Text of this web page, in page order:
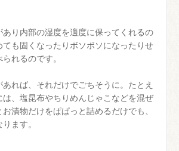
あり内部の湿度を適度に保ってくれるの
ても固くなったりボソボソになったりせ
れるのです。
れば、それだけでごちそうに。たとえ
は、塩昆布やちりめんじゃこなどを混ぜ
漬物だけをぱぱっと詰めるだけでも、
ます。